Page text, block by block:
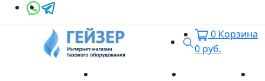
Поиск
0 Корзина
0 руб.